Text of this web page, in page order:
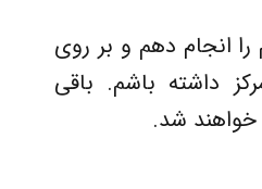
را انجام دهم و بر روی
داشته باشم. باقی
شد.